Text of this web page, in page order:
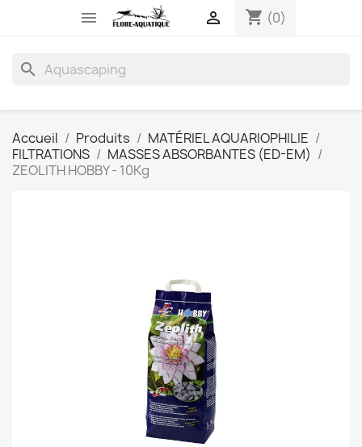
 shopping_cart (0)

search
Accueil Produits
MATÉRIEL AQUARIOPHILIE
FILTRATIONS
MASSES ABSORBANTES (ED-EM)
ZEOLITH HOBBY - 10Kg